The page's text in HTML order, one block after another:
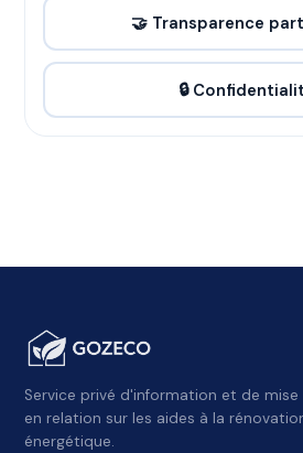
🤝 Transparence
🔒
Service privé d'information et de mise
en relation sur les aides à la
énergétique.